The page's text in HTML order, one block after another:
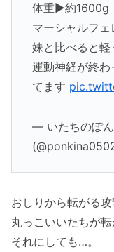
体重▶︎約1600g
マーシャルフェ
妹と比べると
運動神経が終
てます
— いたちのぽ
おしりから転がる攻
丸っこいいたちが転
それにしても…。